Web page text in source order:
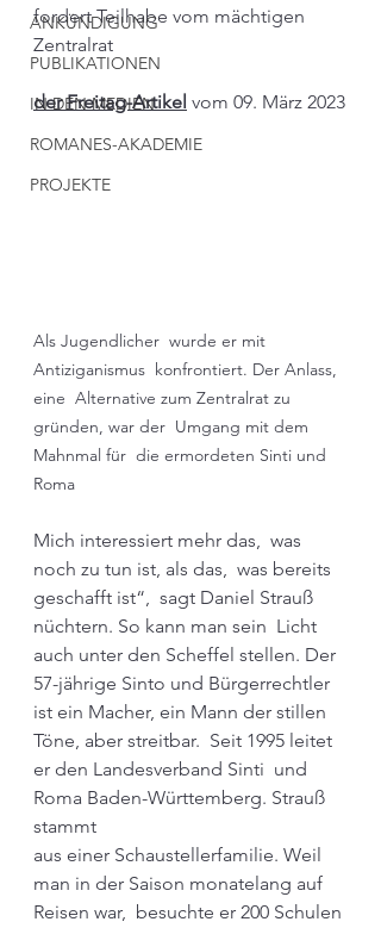
ANKÜNDIGUNG
PUBLIKATIONEN
IN DEN MEDIEN
ROMANES-AKADEMIE
PROJEKTE
fordert Teilhabe vom mächtigen
Zentralrat
der Freitag-Artikel vom 09. März 2023
Als Jugendlicher  wurde er mit
Antiziganismus  konfrontiert. Der Anlass,
eine  Alternative zum Zentralrat zu
gründen, war der  Umgang mit dem
Mahnmal für  die ermordeten Sinti und
Roma
Mich interessiert mehr das,  was
noch zu tun ist, als das,  was bereits
geschafft ist“,  sagt Daniel Strauß
nüchtern. So kann man sein  Licht
auch unter den Scheffel stellen. Der
57-jährige Sinto und Bürgerrechtler
ist ein Macher, ein Mann der stillen
Töne, aber streitbar.  Seit 1995 leitet
er den Landesverband Sinti  und
Roma Baden-Württemberg. Strauß
stammt
aus einer Schaustellerfamilie. Weil
man in der Saison monatelang auf
Reisen war,  besuchte er 200 Schulen